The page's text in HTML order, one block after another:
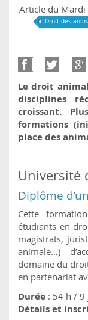
Article du
Droit des
Le droit
disciplines
croissant.
formations
place des
Université
Diplôme
Cette
étudiants en
magistrats,
animale…)
domaine du
en partenariat
Durée : 54 h / 9
Détails et